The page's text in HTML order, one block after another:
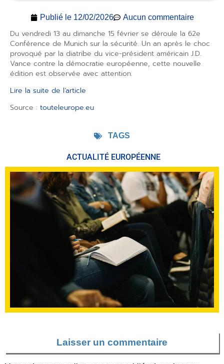
Publié le 12/02/2026 Aucun commentaire
Du vendredi 13 au dimanche 15 février se déroule la 62e
Conférence de Munich sur la sécurité. Un an après le choc
provoqué par la diatribe du vice-président américain J.D.
Vance contre la démocratie européenne, cette nouvelle
édition est observée avec attention.
Lire la suite de l’article
Source : touteleurope.eu
TAGS
ACTUALITÉ EUROPÉENNE
Laisser un commentaire